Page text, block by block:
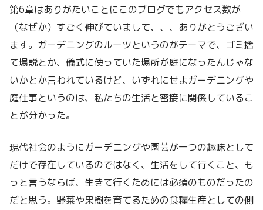
第6章はありがたいことにこのブログでもアクセス数が
（なぜか）すごく伸びていまして、、、ありがとうござい
ます。ガーデニングのルーツというのがテーマで、ゴミ捨
て場説とか、儀式に使っていた場所が庭になったんじゃな
いかとか言われているけど、いずれにせよガーデニングや
庭仕事というのは、私たちの生活と密接に関係しているこ
とが分かった。
現代社会のようにガーデニングや園芸が一つの趣味として
だけで存在しているのではなく、生活をして行くこと、も
っと言うならば、生きて行くためには必須のものだったの
だと思う。野菜や果樹を育てるための食糧生産としての側